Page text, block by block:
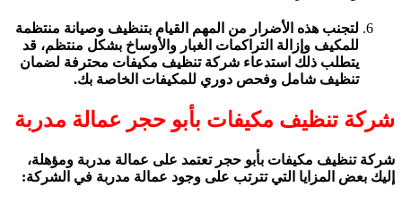
لتجنب هذه الأضرار من المهم القيام بتنظيف وصيانة منتظمة
للمكيف وإزالة التراكمات الغبار والأوساخ بشكل منتظم، قد
يتطلب ذلك استدعاء شركة تنظيف مكيفات محترفة لضمان
تنظيف شامل وفحص دوري للمكيفات الخاصة بك.
شركة تنظيف مكيفات بأبو حجر عمالة مدربة
شركة تنظيف مكيفات بأبو حجر تعتمد على عمالة مدربة ومؤهلة،
إليك بعض المزايا التي تترتب على وجود عمالة مدربة في الشركة: